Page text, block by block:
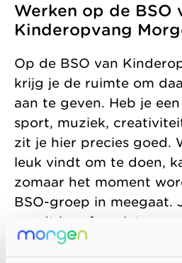
Werken op de BSO
Kinderopvang
Op de BSO van
krijg je de ruimte om
aan te geven. Heb je
sport, muziek,
zit je hier precies goed.
leuk vindt om te doen,
zomaar het moment
BSO-groep in meegaat.
wordt hun favoriete